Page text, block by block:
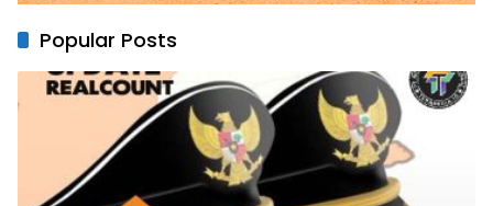
Popular Posts